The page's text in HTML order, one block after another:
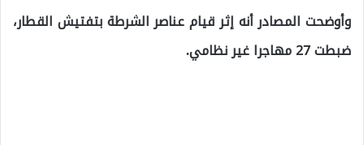
وأوضحت المصادر أنه إثر قيام عناصر الشرطة بتفتيش القطار،
ضبطت 27 مهاجرا غير نظامي.